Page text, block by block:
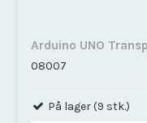
Arduino UNO
08007
På lager (9 stk.)